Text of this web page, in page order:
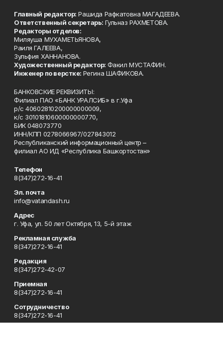
Главный редактор: Рашида Рафкатовна МАГАДЕЕВА.
Ответственный секретарь: Гульназ РАХМЕТОВА.
Редакторы отделов:
Миляуша МУХАМЕТЬЯНОВА,
Раиля ГАЛЕЕВА,
Зульфия ХАННАНОВА.
Художественный редактор: Факил МУСТАФИН.
Инженер по верстке: Регина ШАФИКОВА.
БАНКОВСКИЕ РЕКВИЗИТЫ:
Филиал ПАО «БАНК УРАЛСИБ» в г.Уфа
р/с 40602810200000000009,
к/с 30101810600000000770,
БИК 048073770
ИНН/КПП 0278066967/027843012
Республиканский информационный центр –
филиал АО ИД «Республика Башкортостан»
Телефон
8(347)272-16-41
Эл. почта
info@vatandash.ru
Адрес
г. Уфа, ул. 50 лет Октября, 13, 5-й этаж
Рекламная служба
8(347)272-16-41
Редакция
8(347)272-42-07
Приемная
8(347)272-16-41
Сотрудничество
8(347)272-16-41